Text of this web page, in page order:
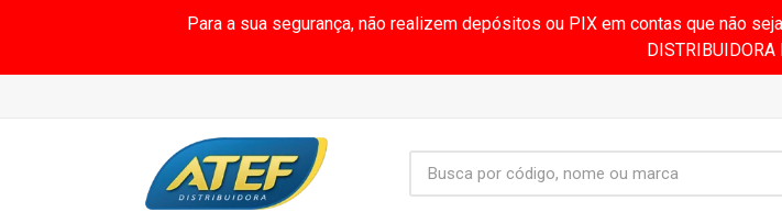
Para a sua segurança, não realizem depósitos ou PIX em contas que não
DISTRIBUIDORA